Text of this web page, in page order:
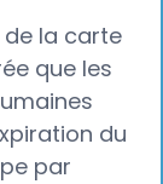
de la carte
que les
du
par